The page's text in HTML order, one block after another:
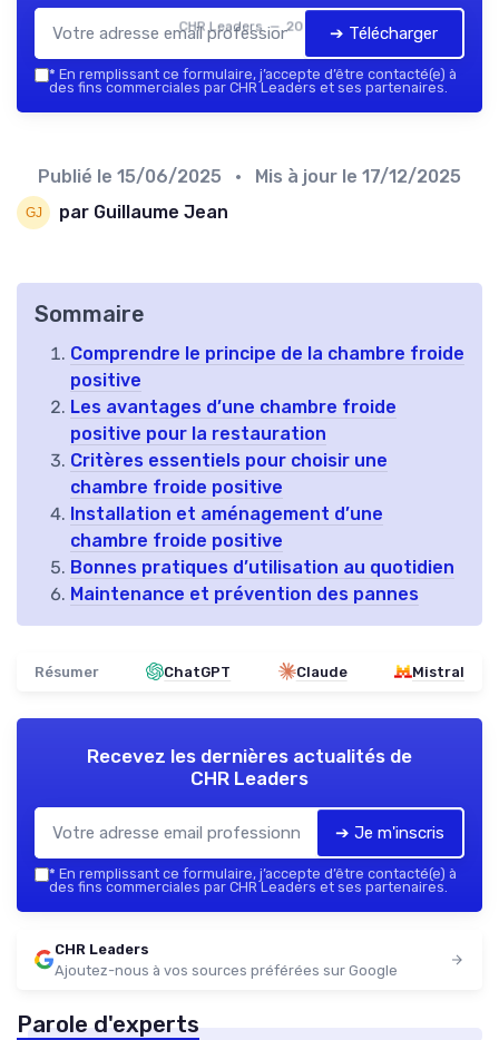
CHR Leaders — 2026 ➔ Télécharger
* En remplissant ce formulaire, j’accepte d’être contacté(e) à
des fins commerciales par CHR Leaders et ses partenaires.
Publié le 15/06/2025 • Mis à jour le 17/12/2025
par Guillaume Jean
Sommaire
Comprendre le principe de la chambre froide
positive
Les avantages d’une chambre froide
positive pour la restauration
Critères essentiels pour choisir une
chambre froide positive
Installation et aménagement d’une
chambre froide positive
Bonnes pratiques d’utilisation au quotidien
Maintenance et prévention des pannes
Résumer ChatGPT Claude Mistral
Recevez les dernières actualités de
CHR Leaders
➔ Je m'inscris
* En remplissant ce formulaire, j’accepte d’être contacté(e) à
des fins commerciales par CHR Leaders et ses partenaires.
CHR Leaders
Ajoutez-nous à vos sources préférées sur Google
Parole d'experts